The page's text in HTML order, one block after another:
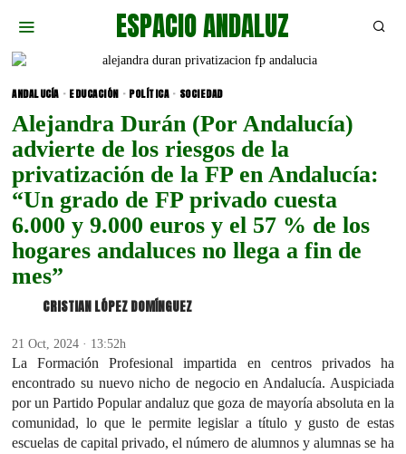
ESPACIO ANDALUZ
ANDALUCÍA · EDUCACIÓN · POLÍTICA · SOCIEDAD
Alejandra Durán (Por Andalucía)
advierte de los riesgos de la
privatización de la FP en Andalucía:
“Un grado de FP privado cuesta
6.000 y 9.000 euros y el 57 % de los
hogares andaluces no llega a fin de
mes”
CRISTIAN LÓPEZ DOMÍNGUEZ
21 Oct, 2024 · 13:52h
La Formación Profesional impartida en centros privados ha
encontrado su nuevo nicho de negocio en Andalucía. Auspiciada
por un Partido Popular andaluz que goza de mayoría absoluta en la
comunidad, lo que le permite legislar a título y gusto de estas
escuelas de capital privado, el número de alumnos y alumnas se ha